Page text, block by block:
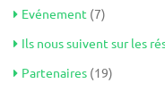
Evénement (7)
Ils nous suivent sur les
Partenaires (19)